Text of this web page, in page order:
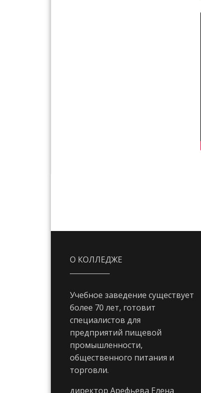
О КОЛЛЕДЖЕ
Учебное заведение существует
более 70 лет, готовит
специалистов для
предприятий пищевой
промышленности,
общественного питания и
торговли.
директор Арефьева Елена